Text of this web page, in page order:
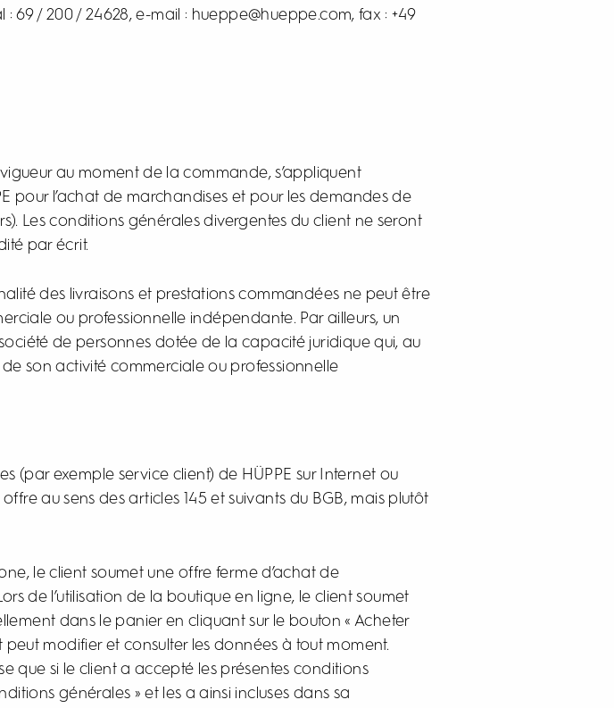
: 69 / 200 / 24628, e-mail : hueppe@hueppe.com, fax : +49
au moment de la commande, s’appliquent
pour l’achat de marchandises et pour les demandes de
Les conditions générales divergentes du client ne seront
par écrit.
des livraisons et prestations commandées ne peut être
ou professionnelle indépendante. Par ailleurs, un
de personnes dotée de la capacité juridique qui, au
son activité commerciale ou professionnelle
(par exemple service client) de HÜPPE sur Internet ou
au sens des articles 145 et suivants du BGB, mais plutôt
le client soumet une offre ferme d’achat de
de l’utilisation de la boutique en ligne, le client soumet
dans le panier en cliquant sur le bouton « Acheter
modifier et consulter les données à tout moment.
que si le client a accepté les présentes conditions
générales » et les a ainsi incluses dans sa